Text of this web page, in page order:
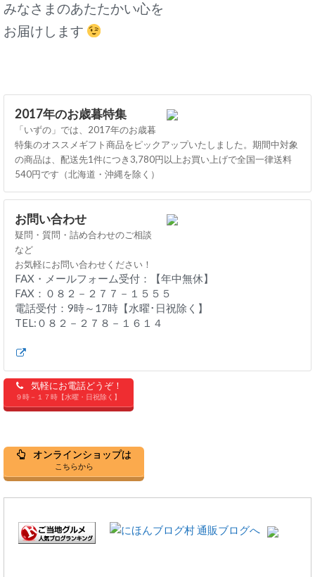
みなさまのあたたかい心を
お届けします
2017年のお歳暮特集
「いずの」では、2017年のお歳暮
特集のオススメギフト商品をピックアップいたしました。期間中対象
の商品は、配送先1件につき3,780円以上お買い上げで全国一律送料
540円です（北海道・沖縄を除く）
お問い合わせ
疑問・質問・詰め合わせのご相談
など
お気軽にお問い合わせください！
FAX・メールフォーム受付：【年中無休】
FAX：０８２－２７７－１５５５
電話受付：9時～17時【水曜･日祝除く】
TEL:０８２－２７８－１６１４
気軽にお電話どうぞ！
９時－１７時【水曜・日祝除く】
オンラインショップは
こちらから